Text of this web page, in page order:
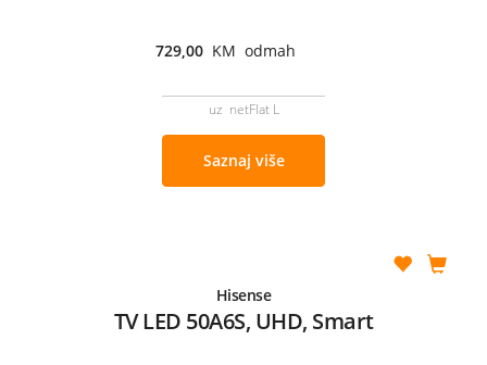
729,00 KM odmah
uz netFlat L
Saznaj više
Hisense
TV LED 50A6S, UHD, Smart